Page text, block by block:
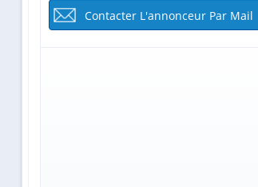
Contacter L'annonceur Par Mail